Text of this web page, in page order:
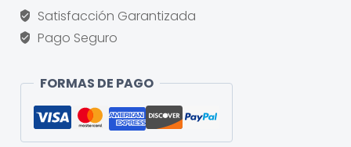
cantidad
Satisfacción Garantizada
Pago Seguro
FORMAS DE PAGO